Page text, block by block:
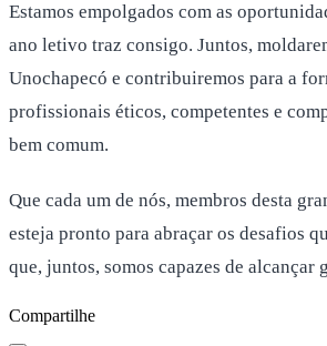
Estamos empolgados com as
ano letivo traz consigo. Juntos,
Unochapecó e contribuiremos para a
profissionais éticos, competentes e
bem comum.
Que cada um de nós, membros desta
esteja pronto para abraçar os desafios
que, juntos, somos capazes de alcançar
Compartilhe